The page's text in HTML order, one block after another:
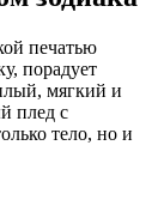
печатью
порадует
мягкий и
плед с
тело, но и